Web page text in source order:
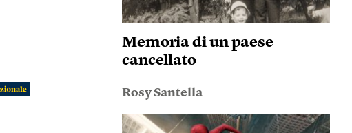
Memoria di un paese
cancellato
Rosy Santella